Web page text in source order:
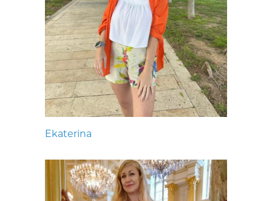
Ekaterina